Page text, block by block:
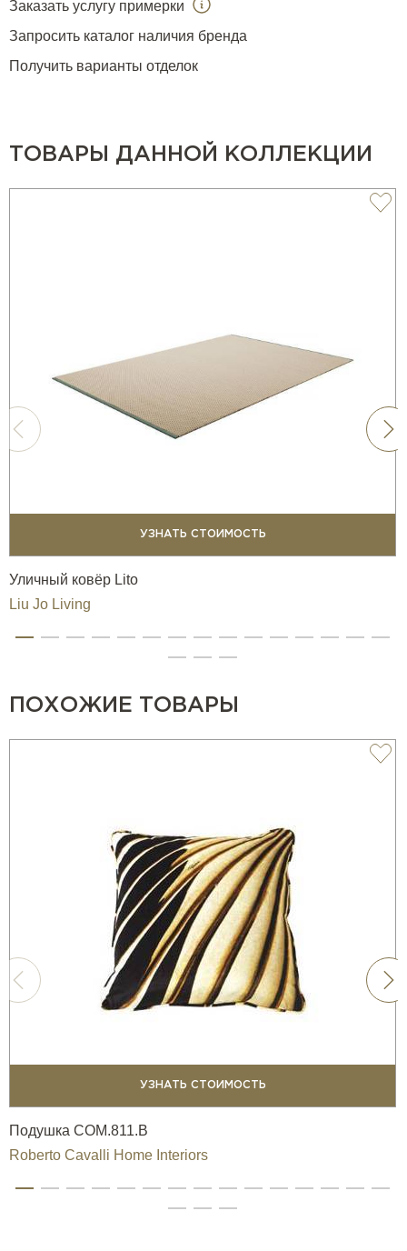
Заказать услугу примерки
Запросить каталог наличия бренда
Получить варианты отделок
ТОВАРЫ ДАННОЙ КОЛЛЕКЦИИ
УЗНАТЬ СТОИМОСТЬ
Уличный ковёр Lito
Liu Jo Living
ПОХОЖИЕ ТОВАРЫ
УЗНАТЬ СТОИМОСТЬ
Подушка COM.811.B
Roberto Cavalli Home Interiors